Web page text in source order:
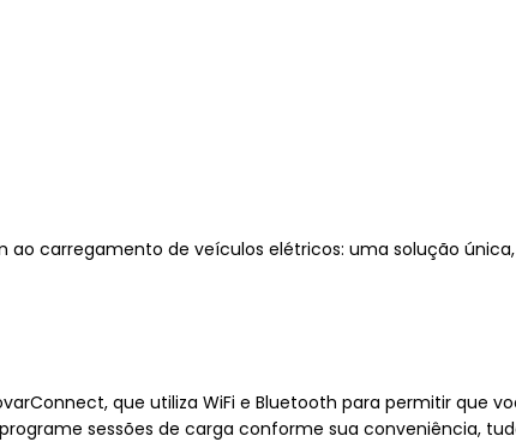
ao carregamento de veículos elétricos: uma solução
que utiliza WiFi e Bluetooth para permitir que
sessões de carga conforme sua conveniência,